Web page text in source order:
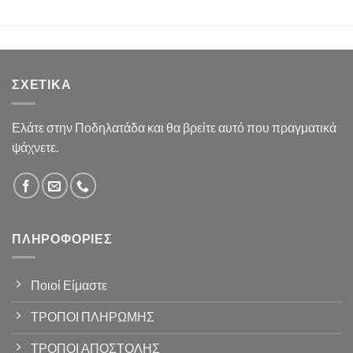
ΣΧΕΤΙΚΆ
Ελάτε στην Ποδηλατάδα και θα βρείτε αυτό που πραγματικά
ψάχνετε.
ΠΛΗΡΟΦΟΡΊΕΣ
Ποιοί Είμαστε
ΤΡΟΠΟΙ ΠΛΗΡΩΜΗΣ
ΤΡΟΠΟΙ ΑΠΟΣΤΟΛΗΣ